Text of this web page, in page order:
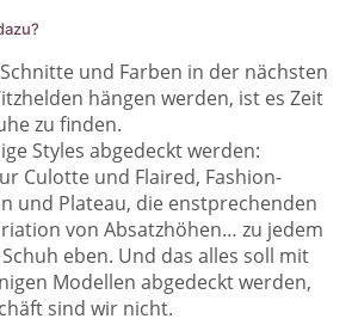
und Farben in der nächsten
hängen werden, ist es Zeit
zu finden.
Styles abgedeckt werden:
Culotte und Flaired, Fashion-
und Plateau, die enstprechenden
von Absatzhöhen… zu jedem
eben. Und das alles soll mit
Modellen abgedeckt werden,
sind wir nicht.